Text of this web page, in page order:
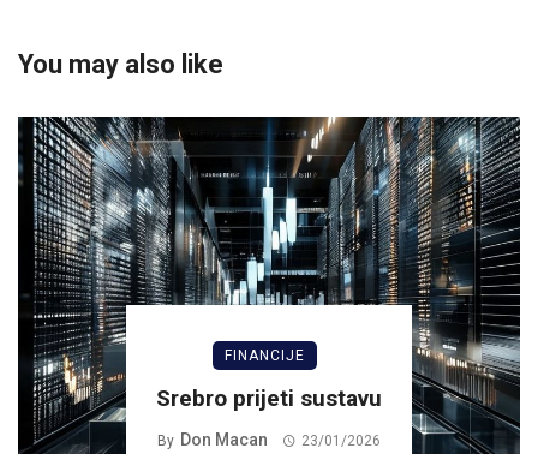
You may also like
FINANCIJE
Srebro prijeti sustavu
By Don Macan 23/01/2026